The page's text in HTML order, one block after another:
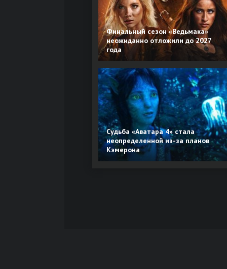
Финальный сезон «Ведьмака»
неожиданно отложили до 2027
года
Судьба «Аватара 4» стала
неопределенной из-за планов
Кэмерона